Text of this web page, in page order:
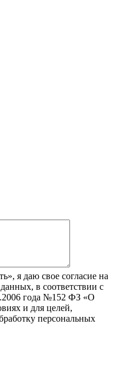
я даю свое согласие на
в соответствии с
года №152 ФЗ «О
и для целей,
персональных